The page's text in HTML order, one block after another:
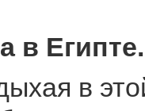
в Египте.
в